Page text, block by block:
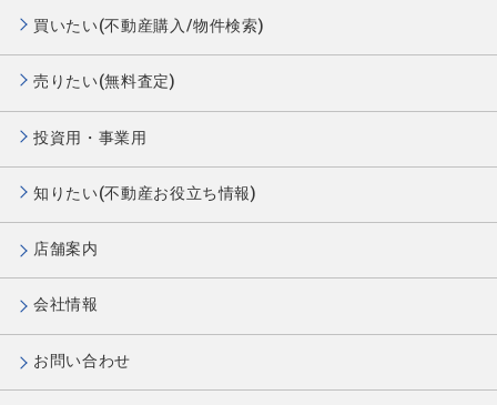
買いたい(不動産購入/物件検索)
売りたい(無料査定)
投資用・事業用
知りたい(不動産お役立ち情報)
店舗案内
会社情報
お問い合わせ